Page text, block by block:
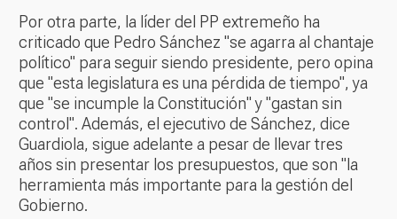
Por otra parte, la líder del PP extremeño ha
criticado que Pedro Sánchez "se agarra al chantaje
político" para seguir siendo presidente, pero opina
que "esta legislatura es una pérdida de tiempo", ya
que "se incumple la Constitución" y "gastan sin
control". Además, el ejecutivo de Sánchez, dice
Guardiola, sigue adelante a pesar de llevar tres
años sin presentar los presupuestos, que son "la
herramienta más importante para la gestión del
Gobierno.